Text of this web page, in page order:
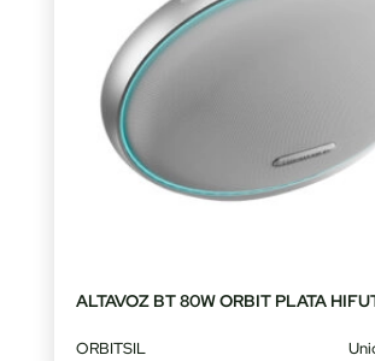
ALTAVOZ BT 80W ORBIT PLATA
ORBITSIL